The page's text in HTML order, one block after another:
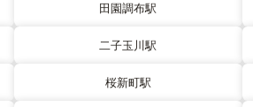
田園調布駅
二子玉川駅
桜新町駅